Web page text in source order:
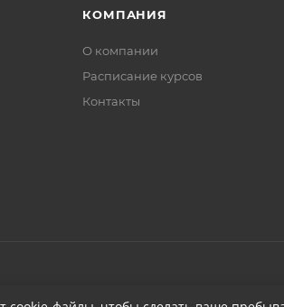
КОМПАНИЯ
О компании
Расписание курсов
Контакты